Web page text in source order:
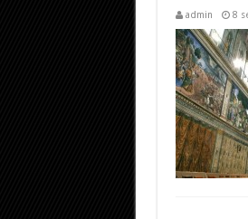
Exposition
Avec «
admin 8